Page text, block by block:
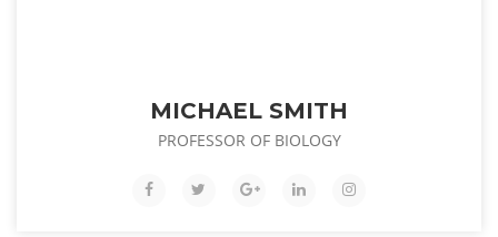
MICHAEL SMITH
PROFESSOR OF BIOLOGY